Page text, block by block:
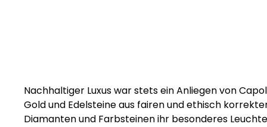
Nachhaltiger Luxus war stets ein Anliegen von
Gold und Edelsteine aus fairen und ethisch
Diamanten und Farbsteinen ihr besonderes